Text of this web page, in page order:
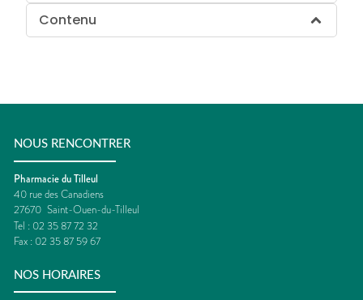
Contenu
NOUS RENCONTRER
Pharmacie du Tilleul
40 rue des Canadiens
27670 Saint-Ouen-du-Tilleul
Tel : 02 35 87 72 32
Fax : 02 35 87 59 67
NOS HORAIRES